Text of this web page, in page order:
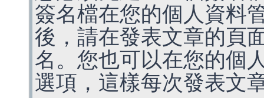
簽名檔在您的個人資料
後，請在發表文章的頁
名。您也可以在您的個
選項，這樣每次發表文